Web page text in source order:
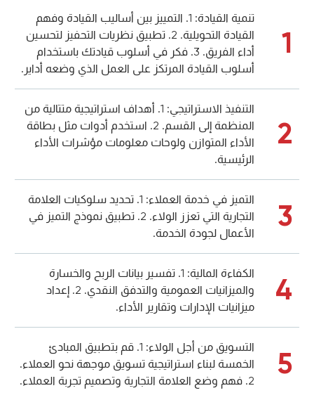
1
تنمية القيادة: 1. التمييز بين أساليب القيادة وفهم
القيادة التحويلية. 2. تطبيق نظريات التحفيز لتحسين
أداء الفريق. 3. فكر في أسلوب قيادتك باستخدام
أسلوب القيادة المرتكز على العمل الذي وضعه أداير.
2
التنفيذ الاستراتيجي: 1. أهداف استراتيجية متتالية من
المنظمة إلى القسم. 2. استخدم أدوات مثل بطاقة
الأداء المتوازن ولوحات معلومات مؤشرات الأداء
الرئيسية.
3
التميز في خدمة العملاء: 1. تحديد سلوكيات العلامة
التجارية التي تعزز الولاء. 2. تطبيق نموذج التميز في
الأعمال لجودة الخدمة.
4
الكفاءة المالية: 1. تفسير بيانات الربح والخسارة
والميزانيات العمومية والتدفق النقدي. 2. إعداد
ميزانيات الإدارات وتقارير الأداء.
5
التسويق من أجل الولاء: 1. قم بتطبيق المبادئ
الخمسة لبناء استراتيجية تسويق موجهة نحو العملاء.
2. فهم وضع العلامة التجارية وتصميم تجربة العملاء.